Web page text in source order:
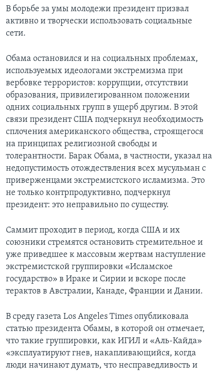
В борьбе за умы молодежи президент призвал
активно и творчески использовать социальные
сети.
Обама остановился и на социальных проблемах,
используемых идеологами экстремизма при
вербовке террористов: коррупции, отсутствии
образования, привилегированном положении
одних социальных групп в ущерб другим. В этой
связи президент США подчеркнул необходимость
сплочения американского общества, строящегося
на принципах религиозной свободы и
толерантности. Барак Обама, в частности, указал на
недопустимость отождествления всех мусульман с
приверженцами экстремистского исламизма. Это
не только контрпродуктивно, подчеркнул
президент: это неправильно по существу.
Саммит проходит в период, когда США и их
союзники стремятся остановить стремительное и
уже приведшее к массовым жертвам наступление
экстремистской группировки «Исламское
государство» в Ираке и Сирии и вскоре после
терактов в Австралии, Канаде, Франции и Дании.
В среду газета Los Angeles Times опубликовала
статью президента Обамы, в которой он отмечает,
что такие группировки, как ИГИЛ и «Аль-Кайда»
«эксплуатируют гнев, накапливающийся, когда
люди начинают думать, что несправедливость и